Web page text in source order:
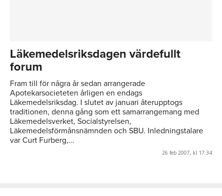
Läkemedelsriksdagen värdefullt
forum
Fram till för några år sedan arrangerade
Apotekarsocieteten årligen en endags
Läkemedelsriksdag. I slutet av januari återupptogs
traditionen, denna gång som ett samarrangemang med
Läkemedelsverket, Socialstyrelsen,
Läkemedelsförmånsnämnden och SBU. Inledningstalare
var Curt Furberg,...
26 feb 2007, kl 17:34